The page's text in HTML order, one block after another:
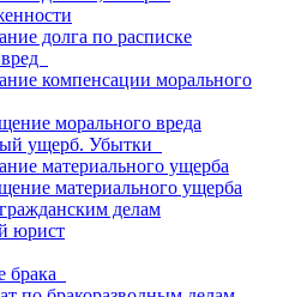
долга по расписке
компенсации морального
морального вреда
ущерб. Убытки
материального ущерба
материального ущерба
делам
юрист
брака